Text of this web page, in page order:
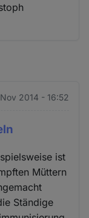
2014 - 16:52
ist
Müttern
Ständige